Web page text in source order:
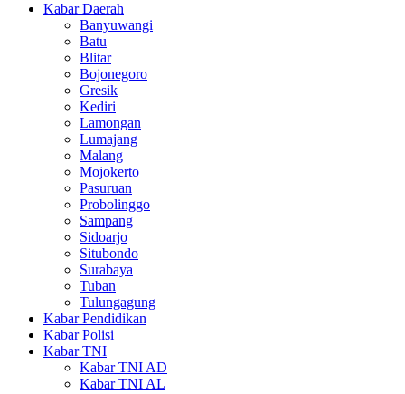
Kabar Daerah
Banyuwangi
Batu
Blitar
Bojonegoro
Gresik
Kediri
Lamongan
Lumajang
Malang
Mojokerto
Pasuruan
Probolinggo
Sampang
Sidoarjo
Situbondo
Surabaya
Tuban
Tulungagung
Kabar Pendidikan
Kabar Polisi
Kabar TNI
Kabar TNI AD
Kabar TNI AL